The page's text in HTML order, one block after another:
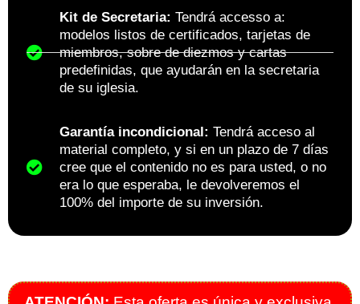
Kit de Secretaria: Tendrá accesso a:
modelos listos de certificados, tarjetas de
miembros, sobre de diezmos y cartas
predefinidas, que ayudarán en la secretaria
de su iglesia.
Garantía incondicional: Tendrá acceso al
material completo, y si en un plazo de 7 días
cree que el contenido no es para usted, o no
era lo que esperaba, le devolveremos el
100% del importe de su inversión.